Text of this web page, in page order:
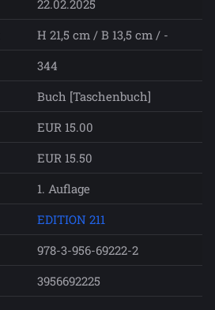
22.02.2025
H 21,5 cm / B 13,5 cm / -
344
Buch [Taschenbuch]
EUR 15.00
EUR 15.50
1. Auflage
EDITION 211
978-3-956-69222-2
3956692225